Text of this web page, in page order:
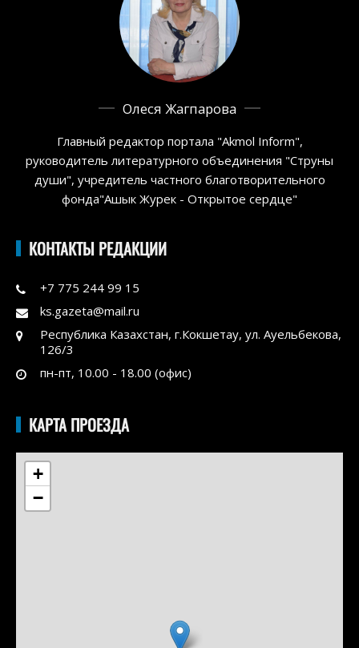
Олеся Жагпарова
Главный редактор портала "Akmol Inform",
руководитель литературного объединения "Струны
души", учредитель частного благотворительного
фонда"Ашык Журек - Открытое сердце"
КОНТАКТЫ РЕДАКЦИИ
+7 775 244 99 15
ks.gazeta@mail.ru
Республика Казахстан, г.Кокшетау, ул. Ауельбекова,
126/3
пн-пт, 10.00 - 18.00 (офис)
КАРТА ПРОЕЗДА
+
−